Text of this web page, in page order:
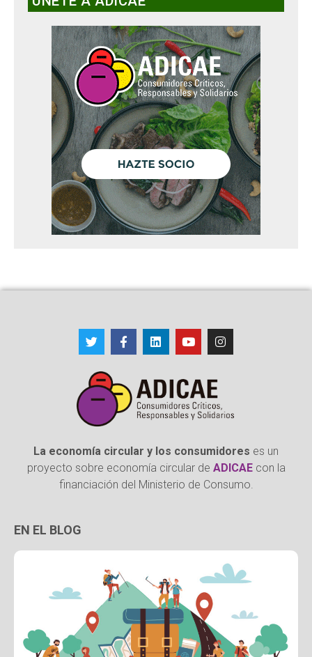
La economía circular y los consumidores es un
proyecto sobre economía circular de ADICAEcon la
financiación del Ministerio de Consumo.
EN EL BLOG